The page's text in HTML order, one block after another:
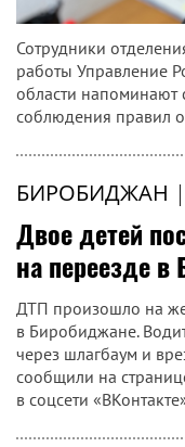
Сотрудники
работы Управление
области напоминают
соблюдения правил
БИРОБИДЖАН |
Двое детей
на переезде
ДТП произошло на
в Биробиджане.
через шлагбаум и
сообщили на
в соцсети